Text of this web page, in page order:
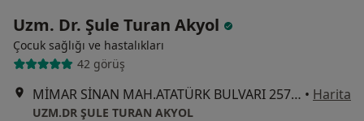
Uzm. Dr. Şule Turan Akyol
Çocuk sağlığı ve hastalıkları
42 görüş
MİMAR SİNAN MAH.ATATÜRK BULVARI 257/35 LOTUS EVLERİ, Atakum • Harita
UZM.DR ŞULE TURAN AKYOL